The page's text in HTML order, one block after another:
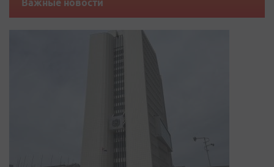
Важные новости